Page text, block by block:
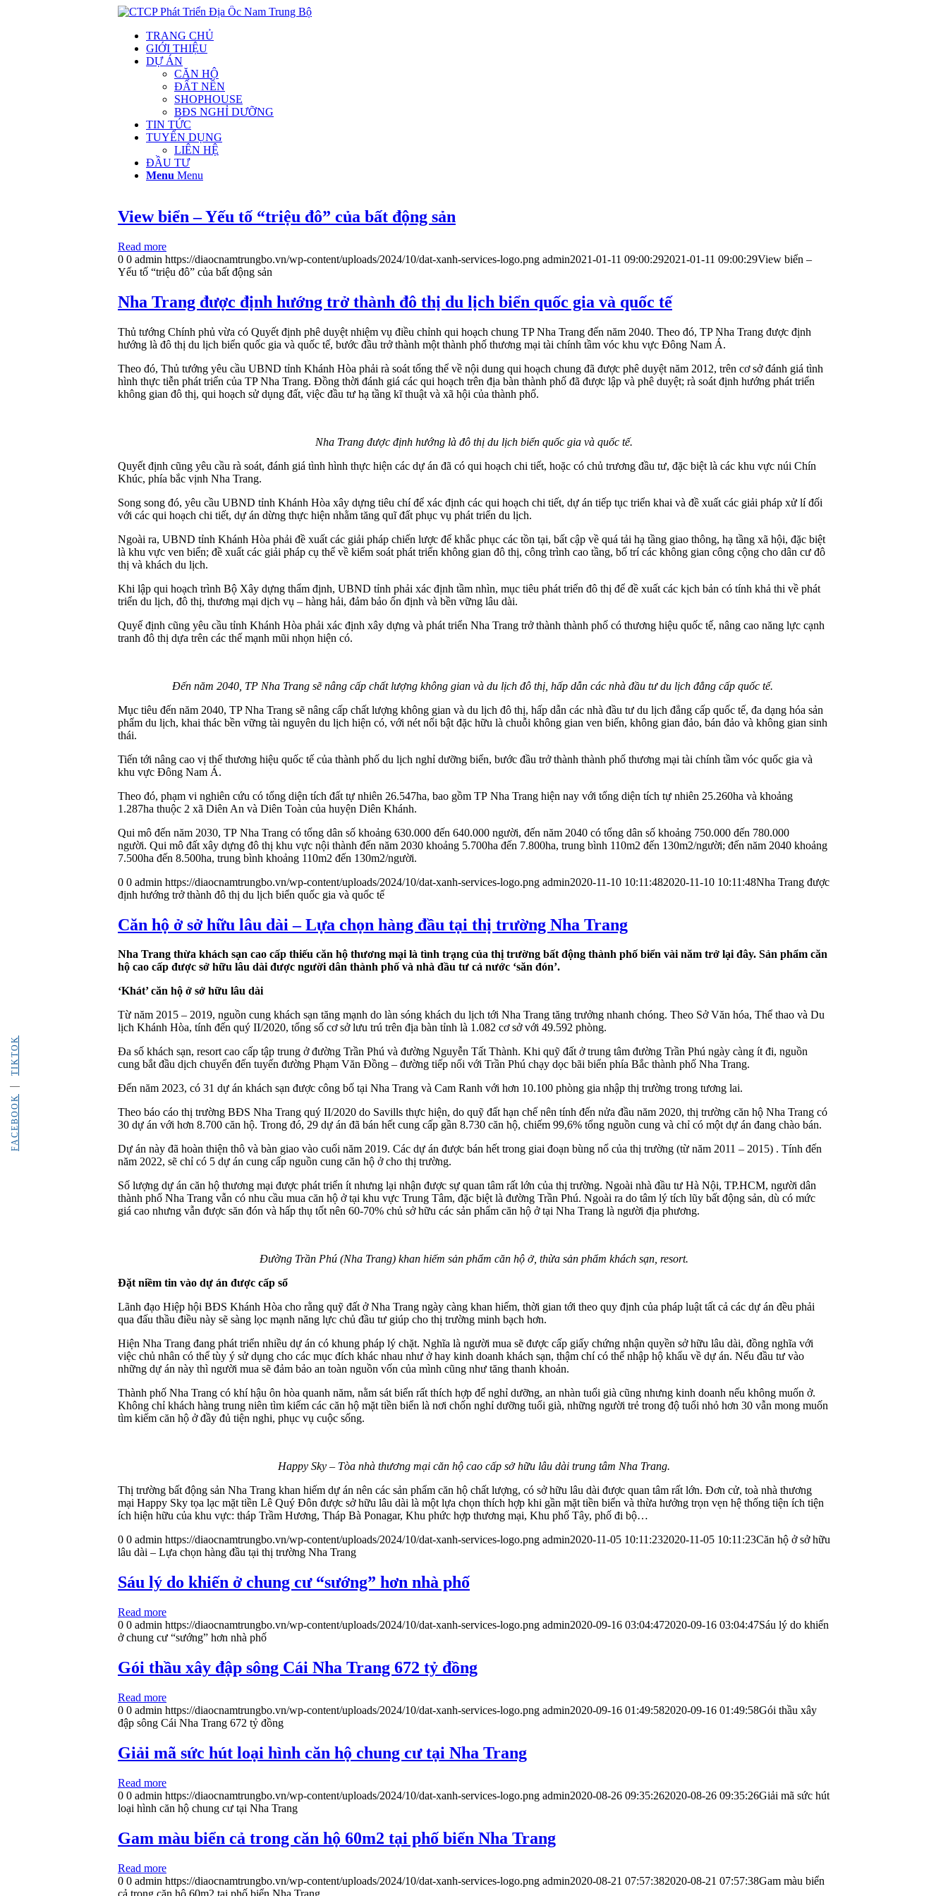
FACEBOOK
TIKTOK
TRANG CHỦ
GIỚI THIỆU
DỰ ÁN
CĂN HỘ
ĐẤT NỀN
SHOPHOUSE
BĐS NGHỈ DƯỠNG
TIN TỨC
TUYỂN DỤNG
LIÊN HỆ
ĐẦU TƯ
Menu Menu
View biển – Yếu tố “triệu đô” của bất động sản
Read more
0 0 admin https://diaocnamtrungbo.vn/wp-content/uploads/2024/10/dat-xanh-services-logo.png admin2021-01-11 09:00:292021-01-11 09:00:29View biển –
Yếu tố “triệu đô” của bất động sản
Nha Trang được định hướng trở thành đô thị du lịch biển quốc gia và quốc tế
Thủ tướng Chính phủ vừa có Quyết định phê duyệt nhiệm vụ điều chỉnh qui hoạch chung TP Nha Trang đến năm 2040. Theo đó, TP Nha Trang được định
hướng là đô thị du lịch biển quốc gia và quốc tế, bước đầu trở thành một thành phố thương mại tài chính tầm vóc khu vực Đông Nam Á.
Theo đó, Thủ tướng yêu cầu UBND tỉnh Khánh Hòa phải rà soát tổng thể về nội dung qui hoạch chung đã được phê duyệt năm 2012, trên cơ sở đánh giá tình
hình thực tiễn phát triển của TP Nha Trang. Đồng thời đánh giá các qui hoạch trên địa bàn thành phố đã được lập và phê duyệt; rà soát định hướng phát triển
không gian đô thị, qui hoạch sử dụng đất, việc đầu tư hạ tầng kĩ thuật và xã hội của thành phố.
Nha Trang được định hướng là đô thị du lịch biển quốc gia và quốc tế.
Quyết định cũng yêu cầu rà soát, đánh giá tình hình thực hiện các dự án đã có qui hoạch chi tiết, hoặc có chủ trương đầu tư, đặc biệt là các khu vực núi Chín
Khúc, phía bắc vịnh Nha Trang.
Song song đó, yêu cầu UBND tỉnh Khánh Hòa xây dựng tiêu chí để xác định các qui hoạch chi tiết, dự án tiếp tục triển khai và đề xuất các giải pháp xử lí đối
với các qui hoạch chi tiết, dự án dừng thực hiện nhằm tăng quĩ đất phục vụ phát triển du lịch.
Ngoài ra, UBND tỉnh Khánh Hòa phải đề xuất các giải pháp chiến lược để khắc phục các tồn tại, bất cập về quá tải hạ tầng giao thông, hạ tầng xã hội, đặc biệt
là khu vực ven biển; đề xuất các giải pháp cụ thể về kiểm soát phát triển không gian đô thị, công trình cao tầng, bố trí các không gian công cộng cho dân cư đô
thị và khách du lịch.
Khi lập qui hoạch trình Bộ Xây dựng thẩm định, UBND tỉnh phải xác định tầm nhìn, mục tiêu phát triển đô thị để đề xuất các kịch bản có tính khả thi về phát
triển du lịch, đô thị, thương mại dịch vụ – hàng hải, đảm bảo ổn định và bền vững lâu dài.
Quyế định cũng yêu cầu tỉnh Khánh Hòa phải xác định xây dựng và phát triển Nha Trang trở thành thành phố có thương hiệu quốc tế, nâng cao năng lực cạnh
tranh đô thị dựa trên các thế mạnh mũi nhọn hiện có.
Đến năm 2040, TP Nha Trang sẽ nâng cấp chất lượng không gian và du lịch đô thị, hấp dẫn các nhà đầu tư du lịch đẳng cấp quốc tế.
Mục tiêu đến năm 2040, TP Nha Trang sẽ nâng cấp chất lượng không gian và du lịch đô thị, hấp dẫn các nhà đầu tư du lịch đẳng cấp quốc tế, đa dạng hóa sản
phẩm du lịch, khai thác bền vững tài nguyên du lịch hiện có, với nét nổi bật đặc hữu là chuỗi không gian ven biển, không gian đảo, bán đảo và không gian sinh
thái.
Tiến tới nâng cao vị thế thương hiệu quốc tế của thành phố du lịch nghỉ dưỡng biển, bước đầu trở thành thành phố thương mại tài chính tầm vóc quốc gia và
khu vực Đông Nam Á.
Theo đó, phạm vi nghiên cứu có tổng diện tích đất tự nhiên 26.547ha, bao gồm TP Nha Trang hiện nay với tổng diện tích tự nhiên 25.260ha và khoảng
1.287ha thuộc 2 xã Diên An và Diên Toàn của huyện Diên Khánh.
Qui mô đến năm 2030, TP Nha Trang có tổng dân số khoảng 630.000 đến 640.000 người, đến năm 2040 có tổng dân số khoảng 750.000 đến 780.000
người. Qui mô đất xây dựng đô thị khu vực nội thành đến năm 2030 khoảng 5.700ha đến 7.800ha, trung bình 110m2 đến 130m2/người; đến năm 2040 khoảng
7.500ha đến 8.500ha, trung bình khoảng 110m2 đến 130m2/người.
0 0 admin https://diaocnamtrungbo.vn/wp-content/uploads/2024/10/dat-xanh-services-logo.png admin2020-11-10 10:11:482020-11-10 10:11:48Nha Trang được
định hướng trở thành đô thị du lịch biển quốc gia và quốc tế
Căn hộ ở sở hữu lâu dài – Lựa chọn hàng đầu tại thị trường Nha Trang
Nha Trang thừa khách sạn cao cấp thiếu căn hộ thương mại là tình trạng của thị trường bất động thành phố biển vài năm trở lại đây. Sản phẩm căn
hộ cao cấp được sở hữu lâu dài được người dân thành phố và nhà đầu tư cả nước ‘săn đón’.
‘Khát’ căn hộ ở sở hữu lâu dài
Từ năm 2015 – 2019, nguồn cung khách sạn tăng mạnh do làn sóng khách du lịch tới Nha Trang tăng trưởng nhanh chóng. Theo Sở Văn hóa, Thể thao và Du
lịch Khánh Hòa, tính đến quý II/2020, tổng số cơ sở lưu trú trên địa bàn tỉnh là 1.082 cơ sở với 49.592 phòng.
Đa số khách sạn, resort cao cấp tập trung ở đường Trần Phú và đường Nguyễn Tất Thành. Khi quỹ đất ở trung tâm đường Trần Phú ngày càng ít đi, nguồn
cung bắt đầu dịch chuyển đến tuyến đường Phạm Văn Đồng – đường tiếp nối với Trần Phú chạy dọc bãi biển phía Bắc thành phố Nha Trang.
Đến năm 2023, có 31 dự án khách sạn được công bố tại Nha Trang và Cam Ranh với hơn 10.100 phòng gia nhập thị trường trong tương lai.
Theo báo cáo thị trường BĐS Nha Trang quý II/2020 do Savills thực hiện, do quỹ đất hạn chế nên tính đến nửa đầu năm 2020, thị trường căn hộ Nha Trang có
30 dự án với hơn 8.700 căn hộ. Trong đó, 29 dự án đã bán hết cung cấp gần 8.730 căn hộ, chiếm 99,6% tổng nguồn cung và chỉ có một dự án đang chào bán.
Dự án này đã hoàn thiện thô và bàn giao vào cuối năm 2019. Các dự án được bán hết trong giai đoạn bùng nổ của thị trường (từ năm 2011 – 2015) . Tính đến
năm 2022, sẽ chỉ có 5 dự án cung cấp nguồn cung căn hộ ở cho thị trường.
Số lượng dự án căn hộ thương mại được phát triển ít nhưng lại nhận được sự quan tâm rất lớn của thị trường. Ngoài nhà đầu tư Hà Nội, TP.HCM, người dân
thành phố Nha Trang vẫn có nhu cầu mua căn hộ ở tại khu vực Trung Tâm, đặc biệt là đường Trần Phú. Ngoài ra do tâm lý tích lũy bất động sản, dù có mức
giá cao nhưng vẫn được săn đón và hấp thụ tốt nên 60-70% chủ sở hữu các sản phẩm căn hộ ở tại Nha Trang là người địa phương.
Đường Trần Phú (Nha Trang) khan hiếm sản phẩm căn hộ ở, thừa sản phẩm khách sạn, resort.
Đặt niềm tin vào dự án được cấp sổ
Lãnh đạo Hiệp hội BĐS Khánh Hòa cho rằng quỹ đất ở Nha Trang ngày càng khan hiếm, thời gian tới theo quy định của pháp luật tất cả các dự án đều phải
qua đấu thầu điều này sẽ sàng lọc mạnh năng lực chủ đầu tư giúp cho thị trường minh bạch hơn.
Hiện Nha Trang đang phát triển nhiều dự án có khung pháp lý chặt. Nghĩa là người mua sẽ được cấp giấy chứng nhận quyền sở hữu lâu dài, đồng nghĩa với
việc chủ nhân có thể tùy ý sử dụng cho các mục đích khác nhau như ở hay kinh doanh khách sạn, thậm chí có thể nhập hộ khẩu về dự án. Nếu đầu tư vào
những dự án này thì người mua sẽ đảm bảo an toàn nguồn vốn của mình cũng như tăng thanh khoản.
Thành phố Nha Trang có khí hậu ôn hòa quanh năm, nằm sát biển rất thích hợp để nghỉ dưỡng, an nhàn tuổi già cũng nhưng kinh doanh nếu không muốn ở.
Không chỉ khách hàng trung niên tìm kiếm các căn hộ mặt tiền biển là nơi chốn nghỉ dưỡng tuổi già, những người trẻ trong độ tuổi nhỏ hơn 30 vẫn mong muốn
tìm kiếm căn hộ ở đầy đủ tiện nghi, phục vụ cuộc sống.
Happy Sky – Tòa nhà thương mại căn hộ cao cấp sở hữu lâu dài trung tâm Nha Trang.
Thị trường bất động sản Nha Trang khan hiếm dự án nên các sản phẩm căn hộ chất lượng, có sở hữu lâu dài được quan tâm rất lớn. Đơn cử, toà nhà thương
mại Happy Sky tọa lạc mặt tiền Lê Quý Đôn được sở hữu lâu dài là một lựa chọn thích hợp khi gần mặt tiền biển và thừa hưởng trọn vẹn hệ thống tiện ích tiện
ích hiện hữu của khu vực: tháp Trầm Hương, Tháp Bà Ponagar, Khu phức hợp thương mại, Khu phố Tây, phố đi bộ…
0 0 admin https://diaocnamtrungbo.vn/wp-content/uploads/2024/10/dat-xanh-services-logo.png admin2020-11-05 10:11:232020-11-05 10:11:23Căn hộ ở sở hữu
lâu dài – Lựa chọn hàng đầu tại thị trường Nha Trang
Sáu lý do khiến ở chung cư “sướng” hơn nhà phố
Read more
0 0 admin https://diaocnamtrungbo.vn/wp-content/uploads/2024/10/dat-xanh-services-logo.png admin2020-09-16 03:04:472020-09-16 03:04:47Sáu lý do khiến
ở chung cư “sướng” hơn nhà phố
Gói thầu xây đập sông Cái Nha Trang 672 tỷ đồng
Read more
0 0 admin https://diaocnamtrungbo.vn/wp-content/uploads/2024/10/dat-xanh-services-logo.png admin2020-09-16 01:49:582020-09-16 01:49:58Gói thầu xây
đập sông Cái Nha Trang 672 tỷ đồng
Giải mã sức hút loại hình căn hộ chung cư tại Nha Trang
Read more
0 0 admin https://diaocnamtrungbo.vn/wp-content/uploads/2024/10/dat-xanh-services-logo.png admin2020-08-26 09:35:262020-08-26 09:35:26Giải mã sức hút
loại hình căn hộ chung cư tại Nha Trang
Gam màu biển cả trong căn hộ 60m2 tại phố biển Nha Trang
Read more
0 0 admin https://diaocnamtrungbo.vn/wp-content/uploads/2024/10/dat-xanh-services-logo.png admin2020-08-21 07:57:382020-08-21 07:57:38Gam màu biển
cả trong căn hộ 60m2 tại phố biển Nha Trang